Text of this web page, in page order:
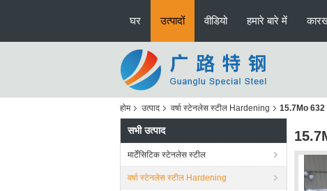
घर उत्पादों वीडियो हमारे बारे में
होम उत्पाद वर्षा स्टेनलेस स्टील Hardening 15.7Mo 632
सभी उत्पाद
मार्टेंसिटिक स्टेनलेस स्टील
वर्षा स्टेनलेस स्टील Hardening